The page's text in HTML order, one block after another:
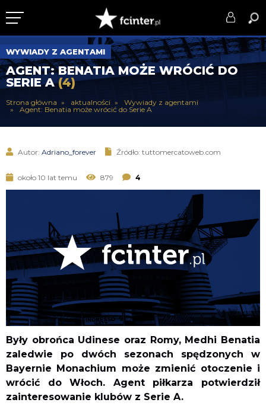
KLUB
DRUŻYNA
SERIE A
PUCHARY
DLA TIFOSICH
SERWIS
WYWIADY Z AGENTAMI
AGENT: BENATIA MOŻE WRÓCIĆ DO
SERIE A(4)
Strona główna aktualności
Wywiady z agentami
Agent: Benatia może wrócić do Serie A
Autor: Adriano_forever Źródło: tuttomercatoweb.com
około 10 lat temu 879 4
Były obrońca Udinese oraz Romy, Medhi Benatia
zaledwie po dwóch sezonach spędzonych w
Bayernie Monachium może zmienić otoczenie i
wrócić do Włoch. Agent piłkarza potwierdził
zainteresowanie klubów z Serie A.